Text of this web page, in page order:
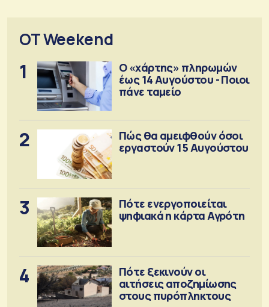
OT Weekend
1
Ο «χάρτης» πληρωμών
έως 14 Αυγούστου - Ποιοι
πάνε ταμείο
2
Πώς θα αμειφθούν όσοι
εργαστούν 15 Αυγούστου
3
Πότε ενεργοποιείται
ψηφιακά η κάρτα Αγρότη
4
Πότε ξεκινούν οι
αιτήσεις αποζημίωσης
στους πυρόπληκτους